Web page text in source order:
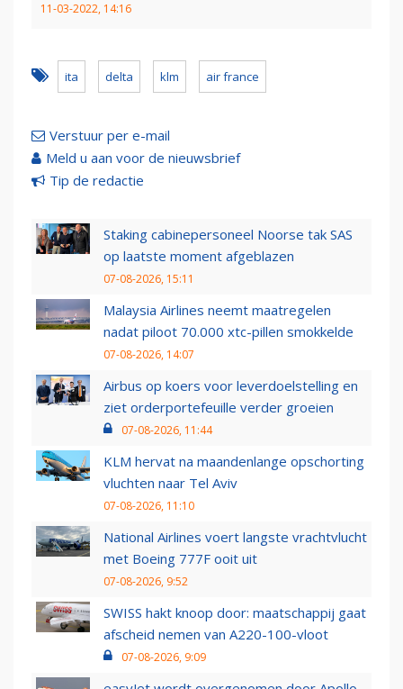
11-03-2022, 14:16
ita delta klm air france
Verstuur per e-mail
Meld u aan voor de nieuwsbrief
Tip de redactie
Staking cabinepersoneel Noorse tak SAS
op laatste moment afgeblazen
07-08-2026, 15:11
Malaysia Airlines neemt maatregelen
nadat piloot 70.000 xtc-pillen smokkelde
07-08-2026, 14:07
Airbus op koers voor leverdoelstelling en
ziet orderportefeuille verder groeien
07-08-2026, 11:44
KLM hervat na maandenlange opschorting
vluchten naar Tel Aviv
07-08-2026, 11:10
National Airlines voert langste vrachtvlucht
met Boeing 777F ooit uit
07-08-2026, 9:52
SWISS hakt knoop door: maatschappij gaat
afscheid nemen van A220-100-vloot
07-08-2026, 9:09